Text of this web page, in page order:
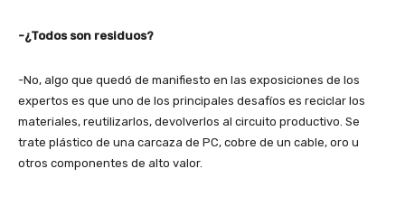
-¿Todos son residuos?
-No, algo que quedó de manifiesto en las exposiciones de los
expertos es que uno de los principales desafíos es reciclar los
materiales, reutilizarlos, devolverlos al circuito productivo. Se
trate plástico de una carcaza de PC, cobre de un cable, oro u
otros componentes de alto valor.